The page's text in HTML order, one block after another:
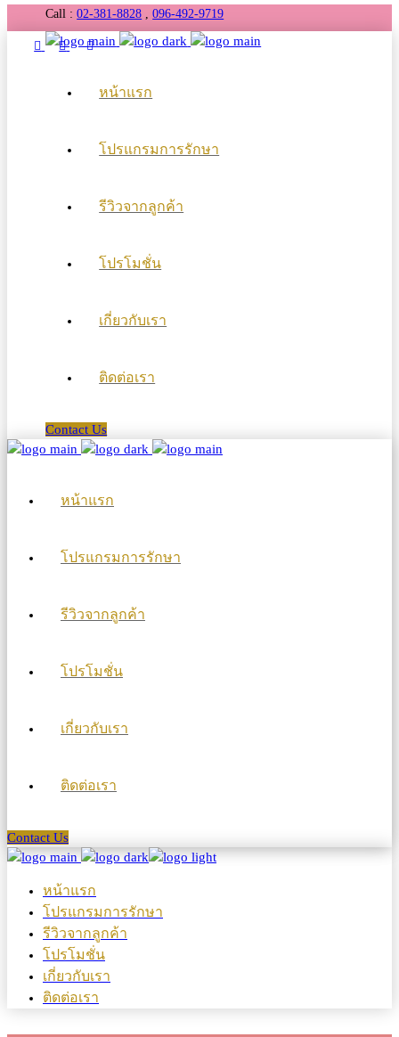
Call :02-381-8828 ,096-492-9719
หน้าแรก
โปรแกรมการรักษา
รีวิวจากลูกค้า
โปรโมชั่น
เกี่ยวกับเรา
ติดต่อเรา
Contact Us
หน้าแรก
โปรแกรมการรักษา
รีวิวจากลูกค้า
โปรโมชั่น
เกี่ยวกับเรา
ติดต่อเรา
Contact Us
หน้าแรก
โปรแกรมการรักษา
รีวิวจากลูกค้า
โปรโมชั่น
เกี่ยวกับเรา
ติดต่อเรา